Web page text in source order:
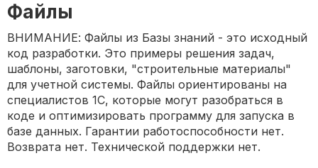
Файлы
ВНИМАНИЕ: Файлы из Базы знаний - это исходный
код разработки. Это примеры решения задач,
шаблоны, заготовки, "строительные материалы"
для учетной системы. Файлы ориентированы на
специалистов 1С, которые могут разобраться в
коде и оптимизировать программу для запуска в
базе данных. Гарантии работоспособности нет.
Возврата нет. Технической поддержки нет.